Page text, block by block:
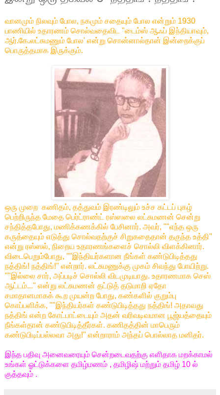
வானமும் நிலவும் போல, நகமும் சதையும் போல என்றும் 1930
பாணியில் உதாரணம் சொல்வதைவிட "டைம்ஸ் ஆஃப் இந்தியாவும்,
ஆர்.கே.லட்சுமணும் போல' என்று சொன்னால்தான் இன்றைக்குப்
பொருத்தமாக இருக்கும்.
ஒரு முறை கணிதம், தத்துவம் இரண்டிலும் உச்ச கட்டப் புகழ்
பெற்றிருந்த மேதை பெர்ட்ராண்ட் ரஸ்ஸலை லட்சுமணன் சென்று
சந்தித்தபோது, மணிக்கணக்கில் பேசினார். அவர், ""எந்த ஒரு
கருத்தையும் எடுத்து சொல்வதற்குச் சிறுகதைதான் தகுந்த உத்தி''
என்று ரஸ்ஸல், நிறைய உதாரணங்களைச் சொல்லி விளக்கினார்.
விடைபெறும்போது, ""இந்தியர்களான நீங்கள் கண்டுபிடித்தது
நத்திங்! நத்திங்!'' என்றார். லட்சுமணுக்கு முகம் சிவந்து போயிற்று.
""இல்லை சார், அப்படிச் சொல்லி விடமுடியாது. உதாரணமாக செஸ்
ஆட்டம்...'' என்று லட்சுமணன் தட்டுத் தடுமாறி ஏதோ
சமாதானமாகக் கூற முயன்ற போது, கண்களில் குறும்பு
கொப்பளிக்க, ""இந்தியர்கள் கண்டுபிடித்தது நத்திங்! அதாவது
நத்திங் என்ற கோட்பாட்டையும் அதன் வரிவடிவமான பூஜ்யத்தையும்
நீங்கள்தான் கண்டுபிடித்தீர்கள். கணிதத்தின் மாபெரும்
கண்டுபிடிப்பல்லவா அது!'' என்றாராம் அந்தப் பொல்லாத மனிதர்.
இந்த பதிவு அனைவரையும் சென்றடைவதற்கு எளிதாக மறக்காமல்
உங்கள் ஓட்டுக்களை தமிழ்மணம் , தமிழிஷ் மற்றும் தமிழ் 10 ல்
குத்தவும் .